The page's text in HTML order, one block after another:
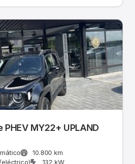
MY22+ UPLAND
10.800 km
132 kW